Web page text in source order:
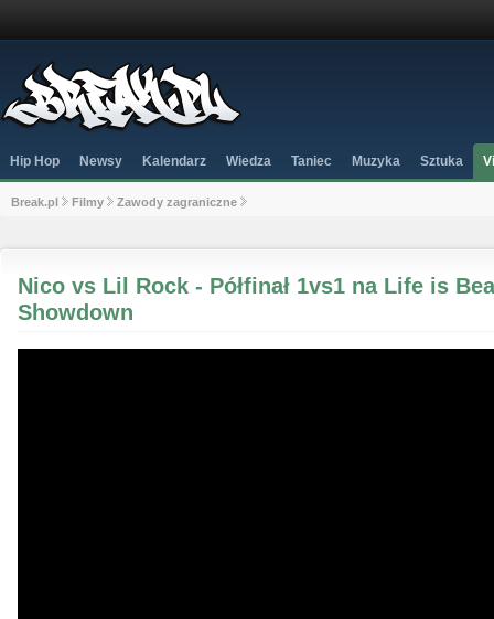
Hip Hop Newsy Kalendarz Wiedza Taniec Muzyka Sztuka
Break.pl Filmy Zawody zagraniczne
Nico vs Lil Rock - Półfinał 1vs1 na Life is
Showdown